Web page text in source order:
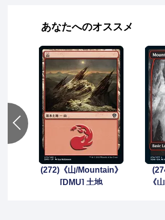
あなたへのオススメ
(272)《山/Mountain》
[DMU] 土地
《